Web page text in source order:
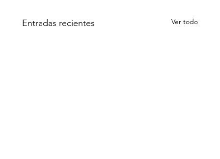
Entradas recientes Ver todo